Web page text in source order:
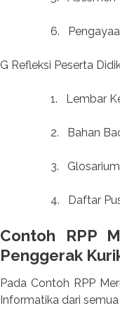
6.
G Refleksi Peserta
1. Lembar
2. Bahan
3. Glosarium
4. Daftar
Contoh RPP
Penggerak
Pada Contoh RPP
Informatika dari